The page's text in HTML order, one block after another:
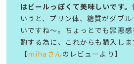
はビールっぽくて美味しいです。
いうと、プリン体、糖質がダブ
いですね〜。ちょっとでも罪悪
酌する為に、これからも購入しま
【mihaさんのレビューより】